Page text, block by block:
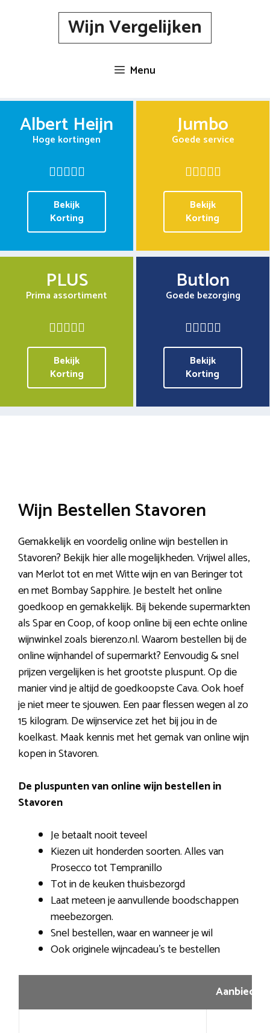
Wijn Vergelijken
Menu
Albert Heijn
Hoge kortingen
Bekijk
Korting
Jumbo
Goede service
Bekijk
Korting
PLUS
Prima assortiment
Bekijk
Korting
Butlon
Goede bezorging
Bekijk
Korting
Wijn Bestellen Stavoren
Gemakkelijk en voordelig online wijn bestellen in
Stavoren? Bekijk hier alle mogelijkheden. Vrijwel alles,
van Merlot tot en met Witte wijn en van Beringer tot
en met Bombay Sapphire. Je bestelt het online
goedkoop en gemakkelijk. Bij bekende supermarkten
als Spar en Coop, of koop online bij een echte online
wijnwinkel zoals bierenzo.nl. Waarom bestellen bij de
online wijnhandel of supermarkt? Eenvoudig & snel
prijzen vergelijken is het grootste pluspunt. Op die
manier vind je altijd de goedkoopste Cava. Ook hoef
je niet meer te sjouwen. Een paar flessen wegen al zo
15 kilogram. De wijnservice zet het bij jou in de
koelkast. Maak kennis met het gemak van online wijn
kopen in Stavoren.
De pluspunten van online wijn bestellen in
Stavoren
Je betaalt nooit teveel
Kiezen uit honderden soorten. Alles van
Prosecco tot Tempranillo
Tot in de keuken thuisbezorgd
Laat meteen je aanvullende boodschappen
meebezorgen.
Snel bestellen, waar en wanneer je wil
Ook originele wijncadeau’s te bestellen